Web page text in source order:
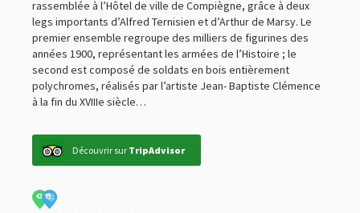
CULTURE & LOISIRS
HÉBERGEMENT
RESTAURATION ET ESTAMINETS
VOYAGES EN BIÈROLOGIE
rassemblée à l’Hôtel de ville de Compiègne, grâce à deux
legs importants d’Alfred Ternisien et d’Arthur de Marsy. Le
premier ensemble regroupe des milliers de figurines des
années 1900, représentant les armées de l’Histoire ; le
second est composé de soldats en bois entièrement
polychromes, réalisés par l’artiste Jean- Baptiste Clémence
à la fin du XVIIIe siècle…
Découvrir sur TripAdvisor